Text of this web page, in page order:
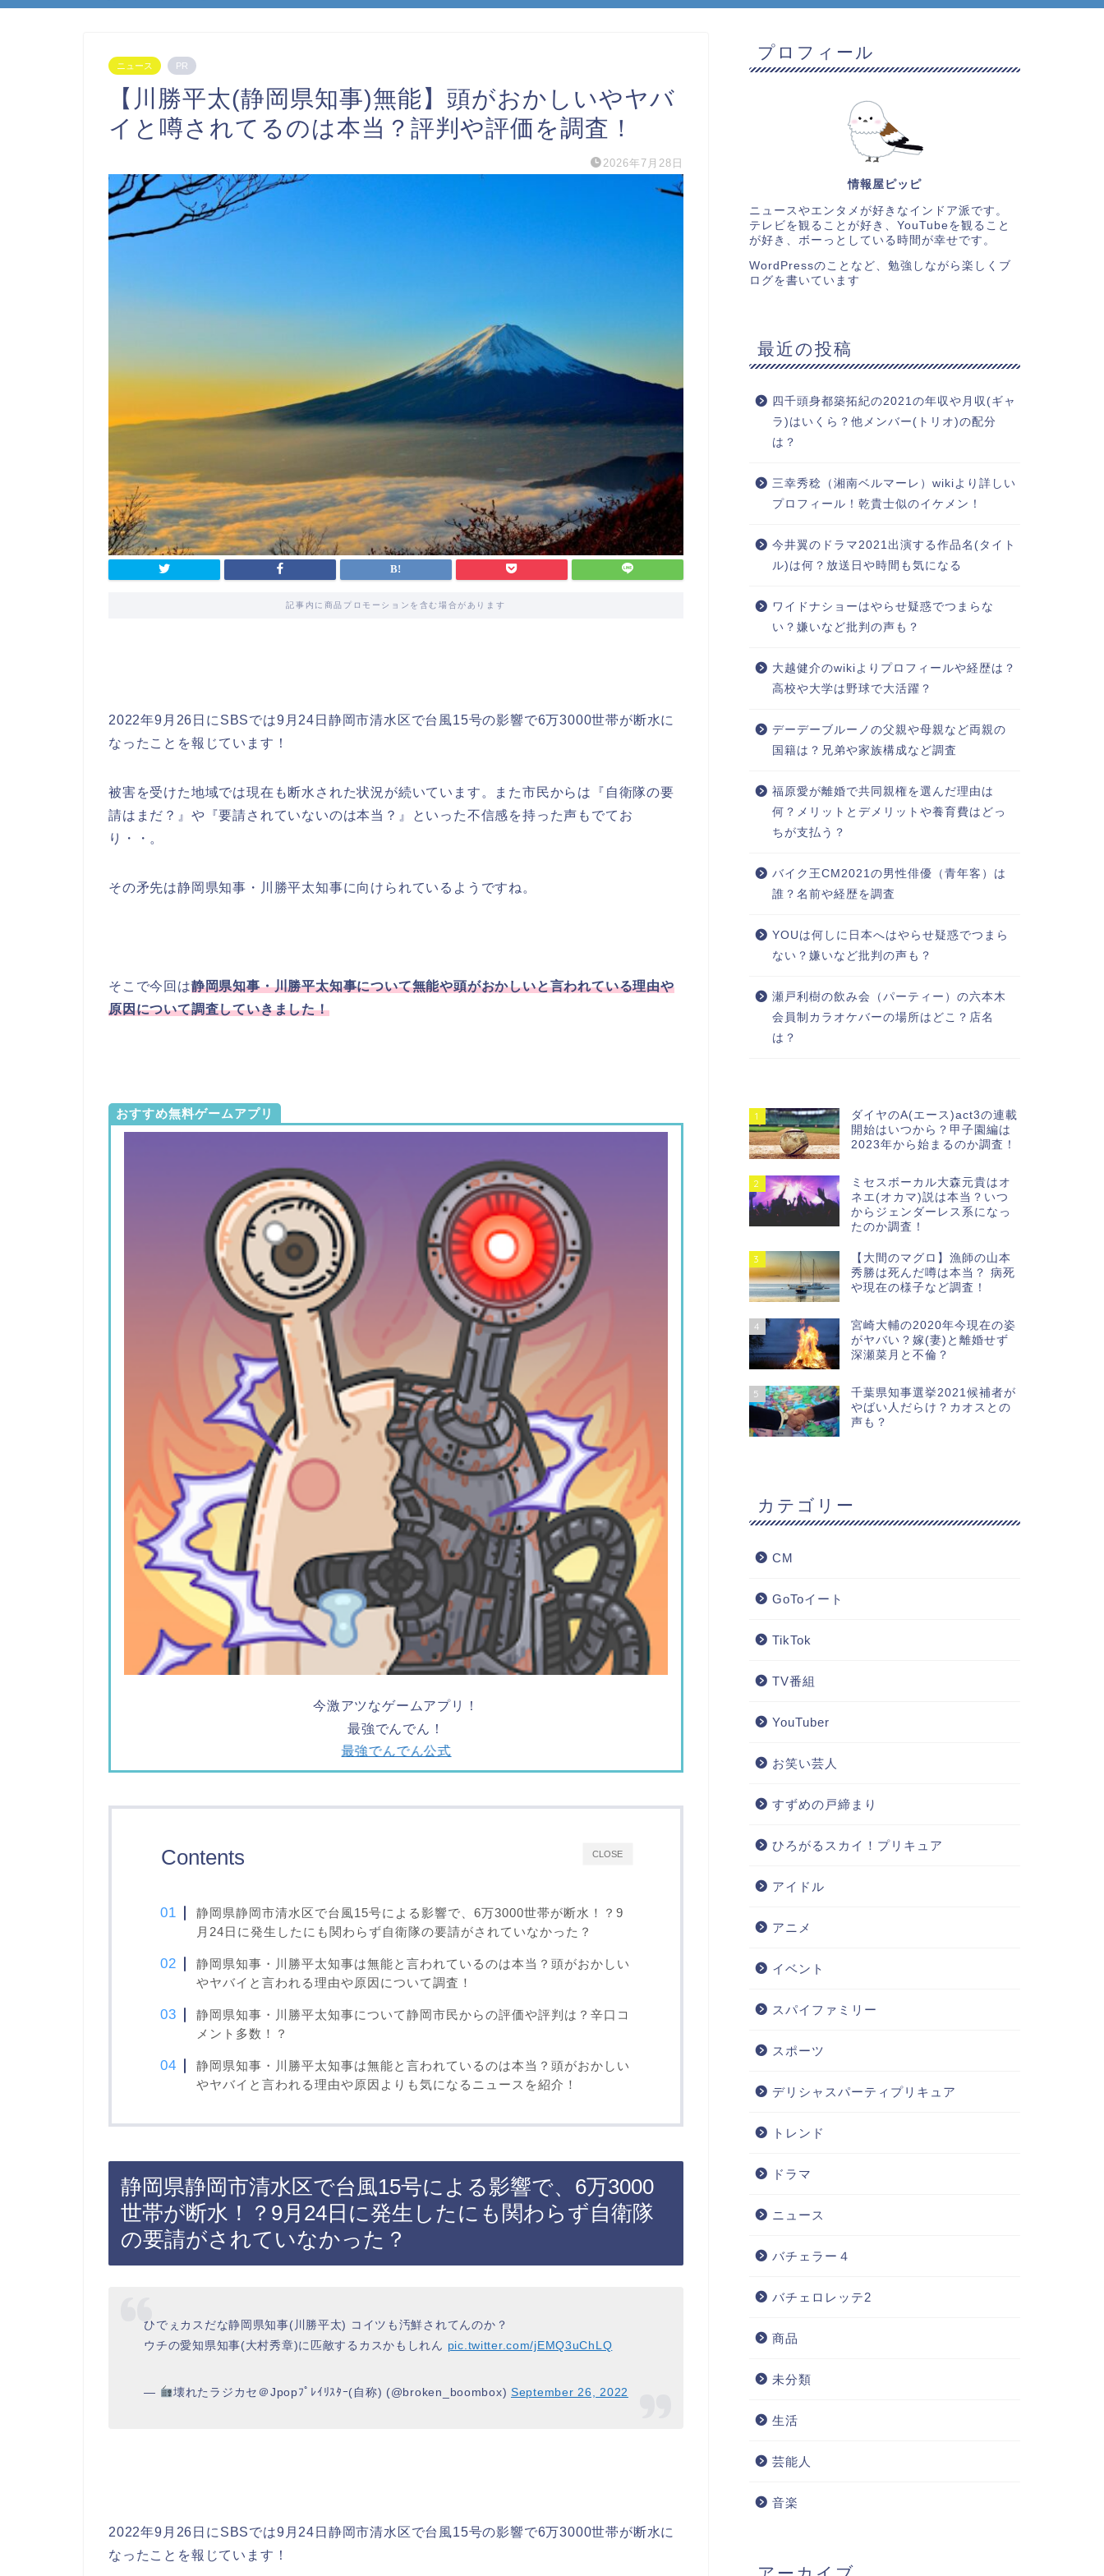
ニュース PR
【川勝平太(静岡県知事)無能】頭がおかしいやヤバ
イと噂されてるのは本当？評判や評価を調査！
2026年7月28日
記事内に商品プロモーションを含む場合があります
2022年9月26日にSBSでは9月24日静岡市清水区で台風15号の影響で6万3000世帯が断水に
なったことを報じています！
被害を受けた地域では現在も断水された状況が続いています。また市民からは『自衛隊の要
請はまだ？』や『要請されていないのは本当？』といった不信感を持った声もでてお
り・・。
その矛先は静岡県知事・川勝平太知事に向けられているようですね。
そこで今回は静岡県知事・川勝平太知事について無能や頭がおかしいと言われている理由や
原因について調査していきました！
おすすめ無料ゲームアプリ
今激アツなゲームアプリ！
最強でんでん！
最強でんでん公式
CLOSE
Contents
静岡県静岡市清水区で台風15号による影響で、6万3000世帯が断水！？9
月24日に発生したにも関わらず自衛隊の要請がされていなかった？
静岡県知事・川勝平太知事は無能と言われているのは本当？頭がおかしい
やヤバイと言われる理由や原因について調査！
静岡県知事・川勝平太知事について静岡市民からの評価や評判は？辛口コ
メント多数！？
静岡県知事・川勝平太知事は無能と言われているのは本当？頭がおかしい
やヤバイと言われる理由や原因よりも気になるニュースを紹介！
静岡県静岡市清水区で台風15号による影響で、6万3000
世帯が断水！？9月24日に発生したにも関わらず自衛隊
の要請がされていなかった？
ひでぇカスだな静岡県知事(川勝平太) コイツも汚鮮されてんのか？
ウチの愛知県知事(大村秀章)に匹敵するカスかもしれん pic.twitter.com/jEMQ3uChLQ
— 壊れたラジカセ＠Jpopﾌﾟﾚｲﾘｽﾀｰ(自称) (@broken_boombox) September 26, 2022
2022年9月26日にSBSでは9月24日静岡市清水区で台風15号の影響で6万3000世帯が断水に
なったことを報じています！
プロフィール
情報屋ピッピ
ニュースやエンタメが好きなインドア派です。
テレビを観ることが好き、YouTubeを観ること
が好き、ボーっとしている時間が幸せです。
WordPressのことなど、勉強しながら楽しくブ
ログを書いています
最近の投稿
四千頭身都築拓紀の2021の年収や月収(ギャ
ラ)はいくら？他メンバー(トリオ)の配分
は？
三幸秀稔（湘南ベルマーレ）wikiより詳しい
プロフィール！乾貴士似のイケメン！
今井翼のドラマ2021出演する作品名(タイト
ル)は何？放送日や時間も気になる
ワイドナショーはやらせ疑惑でつまらな
い？嫌いなど批判の声も？
大越健介のwikiよりプロフィールや経歴は？
高校や大学は野球で大活躍？
デーデーブルーノの父親や母親など両親の
国籍は？兄弟や家族構成など調査
福原愛が離婚で共同親権を選んだ理由は
何？メリットとデメリットや養育費はどっ
ちが支払う？
バイク王CM2021の男性俳優（青年客）は
誰？名前や経歴を調査
YOUは何しに日本へはやらせ疑惑でつまら
ない？嫌いなど批判の声も？
瀬戸利樹の飲み会（パーティー）の六本木
会員制カラオケバーの場所はどこ？店名
は？
1
ダイヤのA(エース)act3の連載
開始はいつから？甲子園編は
2023年から始まるのか調査！
2
ミセスボーカル大森元貴はオ
ネエ(オカマ)説は本当？いつ
からジェンダーレス系になっ
たのか調査！
3
【大間のマグロ】漁師の山本
秀勝は死んだ噂は本当？ 病死
や現在の様子など調査！
4
宮崎大輔の2020年今現在の姿
がヤバい？嫁(妻)と離婚せず
深瀬菜月と不倫？
5
千葉県知事選挙2021候補者が
やばい人だらけ？カオスとの
声も？
カテゴリー
CM
GoToイート
TikTok
TV番組
YouTuber
お笑い芸人
すずめの戸締まり
ひろがるスカイ！プリキュア
アイドル
アニメ
イベント
スパイファミリー
スポーツ
デリシャスパーティプリキュア
トレンド
ドラマ
ニュース
バチェラー４
バチェロレッテ2
商品
未分類
生活
芸能人
音楽